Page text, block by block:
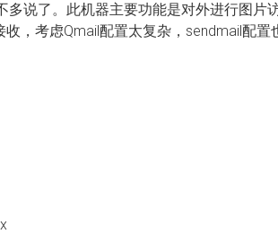
多说了。此机器主要功能是对外进行图片
，考虑Qmail配置太复杂，sendmail配置